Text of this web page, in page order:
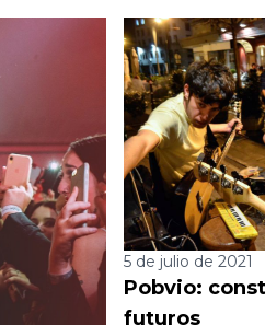
5 de julio de 2021
Pobvio:
futuros